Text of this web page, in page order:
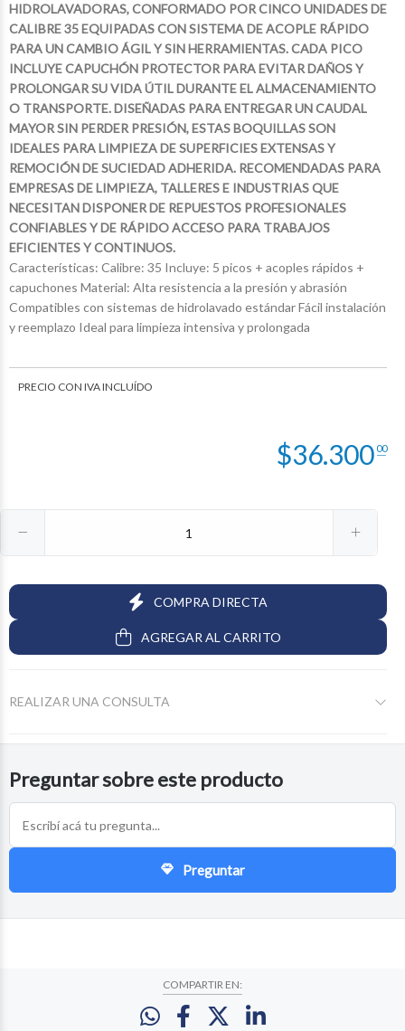
HIDROLAVADORAS, CONFORMADO POR CINCO UNIDADES DE
CALIBRE 35 EQUIPADAS CON SISTEMA DE ACOPLE RÁPIDO
PARA UN CAMBIO ÁGIL Y SIN HERRAMIENTAS. CADA PICO
INCLUYE CAPUCHÓN PROTECTOR PARA EVITAR DAÑOS Y
PROLONGAR SU VIDA ÚTIL DURANTE EL ALMACENAMIENTO
O TRANSPORTE. DISEÑADAS PARA ENTREGAR UN CAUDAL
MAYOR SIN PERDER PRESIÓN, ESTAS BOQUILLAS SON
IDEALES PARA LIMPIEZA DE SUPERFICIES EXTENSAS Y
REMOCIÓN DE SUCIEDAD ADHERIDA. RECOMENDADAS PARA
EMPRESAS DE LIMPIEZA, TALLERES E INDUSTRIAS QUE
NECESITAN DISPONER DE REPUESTOS PROFESIONALES
CONFIABLES Y DE RÁPIDO ACCESO PARA TRABAJOS
EFICIENTES Y CONTINUOS.
Características: Calibre: 35 Incluye: 5 picos + acoples rápidos +
capuchones Material: Alta resistencia a la presión y abrasión
Compatibles con sistemas de hidrolavado estándar Fácil instalación
y reemplazo Ideal para limpieza intensiva y prolongada
PRECIO CON IVA INCLUÍDO
$36.300 00
COMPRA DIRECTA
AGREGAR AL CARRITO
REALIZAR UNA CONSULTA
Preguntar sobre este producto
Preguntar
COMPARTIR EN:
$188.063 04
$188.06304 $188.063 04 $188.063